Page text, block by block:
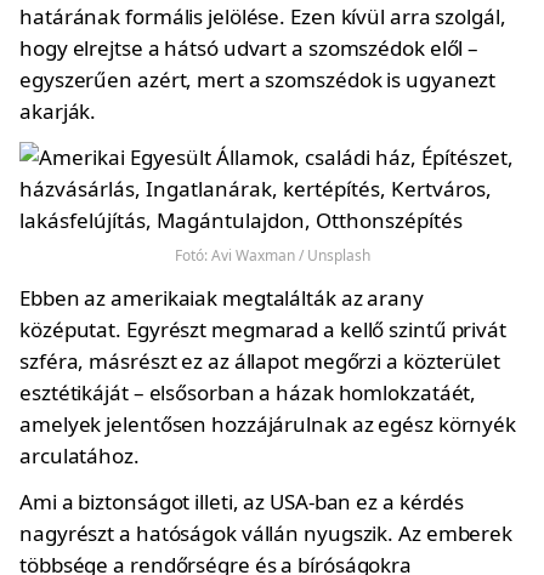
határának formális jelölése. Ezen kívül arra szolgál,
hogy elrejtse a hátsó udvart a szomszédok elől –
egyszerűen azért, mert a szomszédok is ugyanezt
akarják.
Fotó: Avi Waxman / Unsplash
Ebben az amerikaiak megtalálták az arany
középutat. Egyrészt megmarad a kellő szintű privát
szféra, másrészt ez az állapot megőrzi a közterület
esztétikáját – elsősorban a házak homlokzatáét,
amelyek jelentősen hozzájárulnak az egész környék
arculatához.
Ami a biztonságot illeti, az USA-ban ez a kérdés
nagyrészt a hatóságok vállán nyugszik. Az emberek
többsége a rendőrségre és a bíróságokra